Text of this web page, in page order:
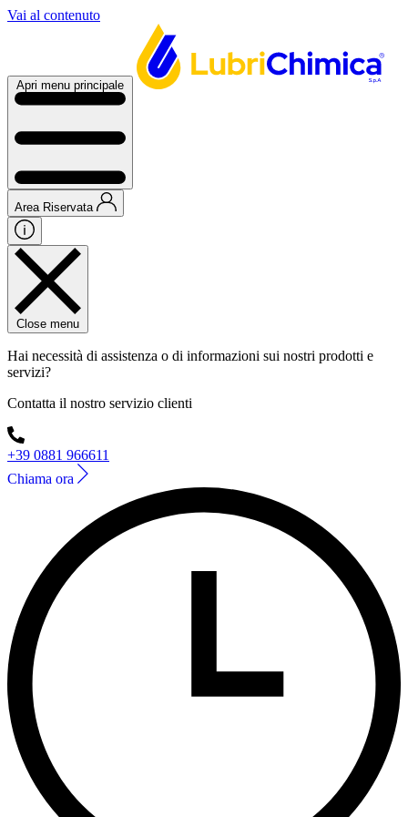
Vai al contenuto
Apri menu principale
Area Riservata
Close menu
Hai necessità di assistenza o di informazioni sui nostri prodotti e
servizi?
Contatta il nostro servizio clienti
+39 0881 966611
Chiama ora